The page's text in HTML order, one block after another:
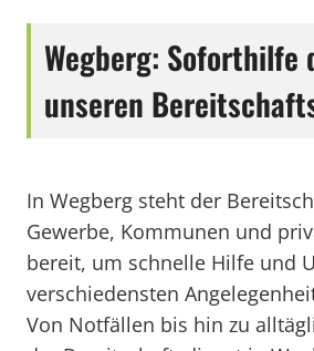
Wegberg: Soforthilfe
unseren
In Wegberg steht der
Gewerbe, Kommunen und
bereit, um schnelle Hilfe und
verschiedensten
Von Notfällen bis hin zu